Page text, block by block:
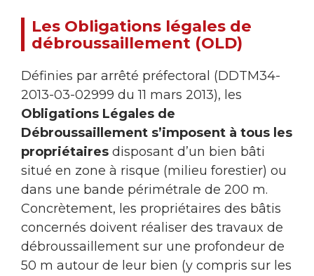
Les Obligations légales de
débroussaillement (OLD)
Définies par arrêté préfectoral (DDTM34-
2013-03-02999 du 11 mars 2013), les
Obligations Légales de
Débroussaillement s’imposent à tous les
propriétaires disposant d’un bien bâti
situé en zone à risque (milieu forestier) ou
dans une bande périmétrale de 200 m.
Concrètement, les propriétaires des bâtis
concernés doivent réaliser des travaux de
débroussaillement sur une profondeur de
50 m autour de leur bien (y compris sur les